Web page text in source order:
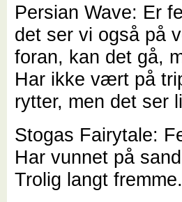
Persian Wave: Er
det ser vi også på
foran, kan det gå,
Har ikke vært på
rytter, men det ser
Stogas Fairytale:
Har vunnet på
Trolig langt fremme.